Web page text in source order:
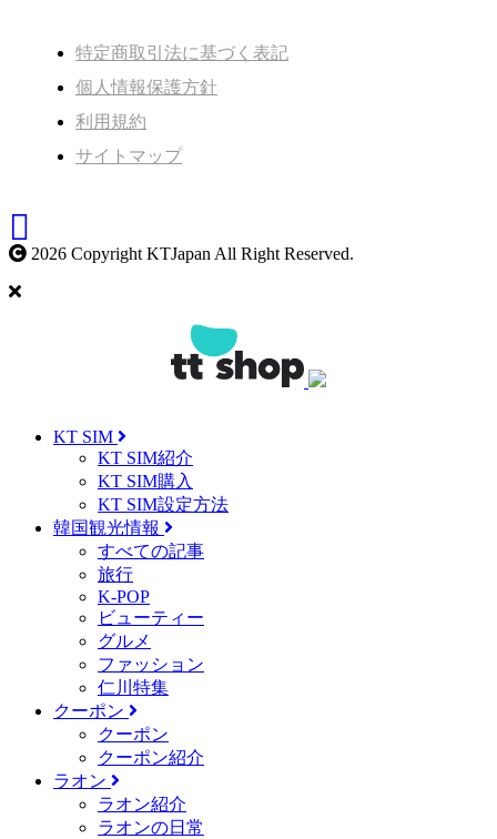
特定商取引法に基づく表記
個人情報保護方針
利用規約
サイトマップ
2026 Copyright KTJapan All Right Reserved.
KT SIM
KT SIM紹介
KT SIM購入
KT SIM設定方法
韓国観光情報
すべての記事
旅行
K-POP
ビューティー
グルメ
ファッション
仁川特集
クーポン
クーポン
クーポン紹介
ラオン
ラオン紹介
ラオンの日常